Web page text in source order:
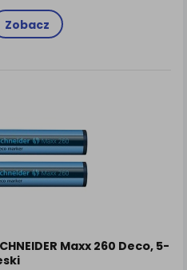
Zobacz
Maxx 260 Deco, 5-